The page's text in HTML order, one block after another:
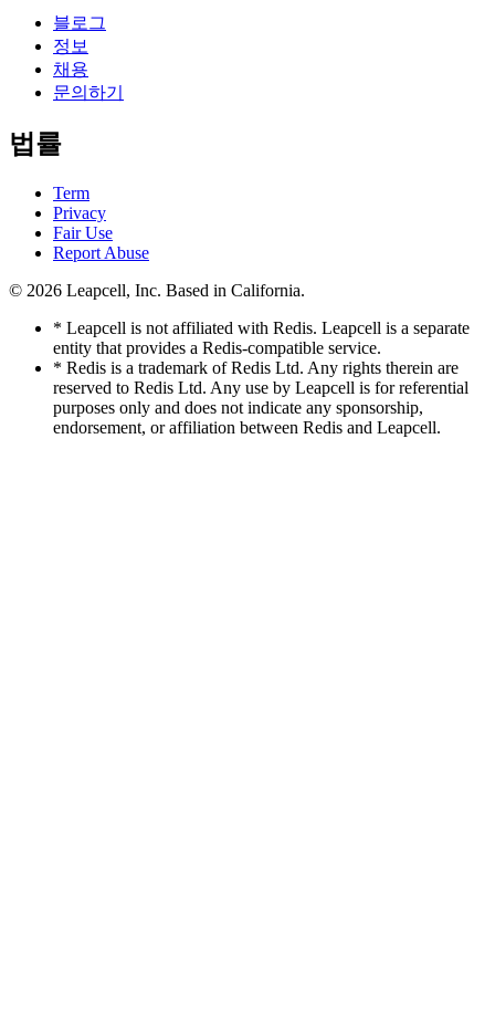
블로그
정보
채용
문의하기
법률
Term
Privacy
Fair Use
Report Abuse
© 2026 Leapcell, Inc. Based in California.
* Leapcell is not affiliated with Redis. Leapcell is a separate
entity that provides a Redis-compatible service.
* Redis is a trademark of Redis Ltd. Any rights therein are
reserved to Redis Ltd. Any use by Leapcell is for referential
purposes only and does not indicate any sponsorship,
endorsement, or affiliation between Redis and Leapcell.